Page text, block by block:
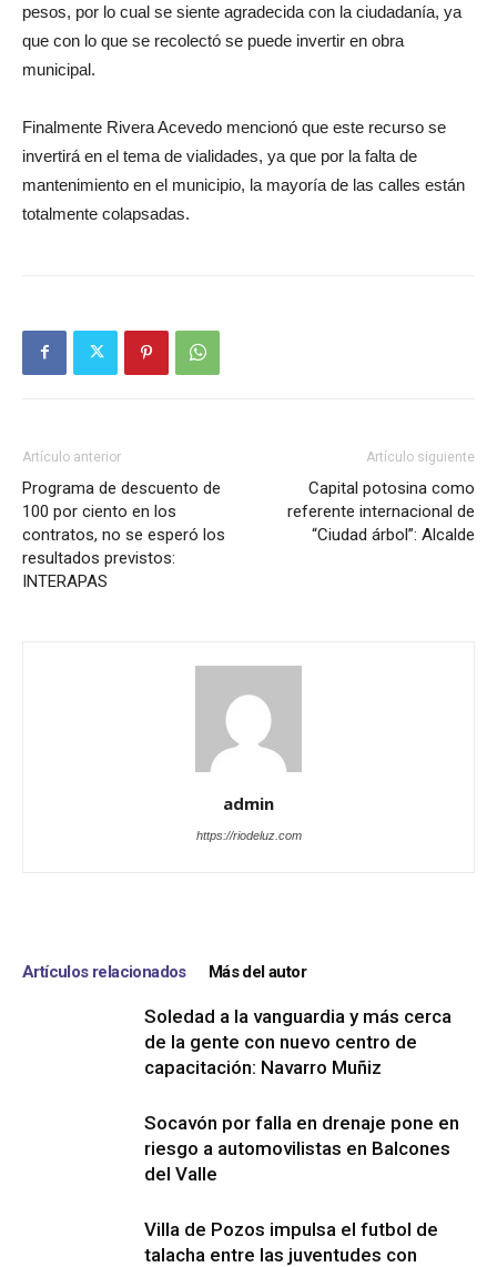
pesos, por lo cual se siente agradecida con la ciudadanía, ya
que con lo que se recolectó se puede invertir en obra
municipal.
Finalmente Rivera Acevedo mencionó que este recurso se
invertirá en el tema de vialidades, ya que por la falta de
mantenimiento en el municipio, la mayoría de las calles están
totalmente colapsadas.
Artículo anterior
Programa de descuento de
100 por ciento en los
contratos, no se esperó los
resultados previstos:
INTERAPAS
Artículo siguiente
Capital potosina como
referente internacional de
“Ciudad árbol”: Alcalde
admin
https://riodeluz.com
Artículos relacionados Más del autor
Soledad a la vanguardia y más cerca
de la gente con nuevo centro de
capacitación: Navarro Muñiz
Socavón por falla en drenaje pone en
riesgo a automovilistas en Balcones
del Valle
Villa de Pozos impulsa el futbol de
talacha entre las juventudes con